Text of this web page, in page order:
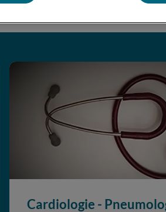
Cardiologie - Pneumologie
Cardiologie -